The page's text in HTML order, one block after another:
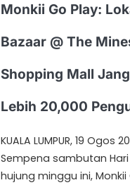
Monkii Go Play:
Bazaar @ The
Shopping Mall
Lebih 20,000
KUALA LUMPUR, 19 Ogos
Sempena sambutan
hujung minggu ini, Monkii